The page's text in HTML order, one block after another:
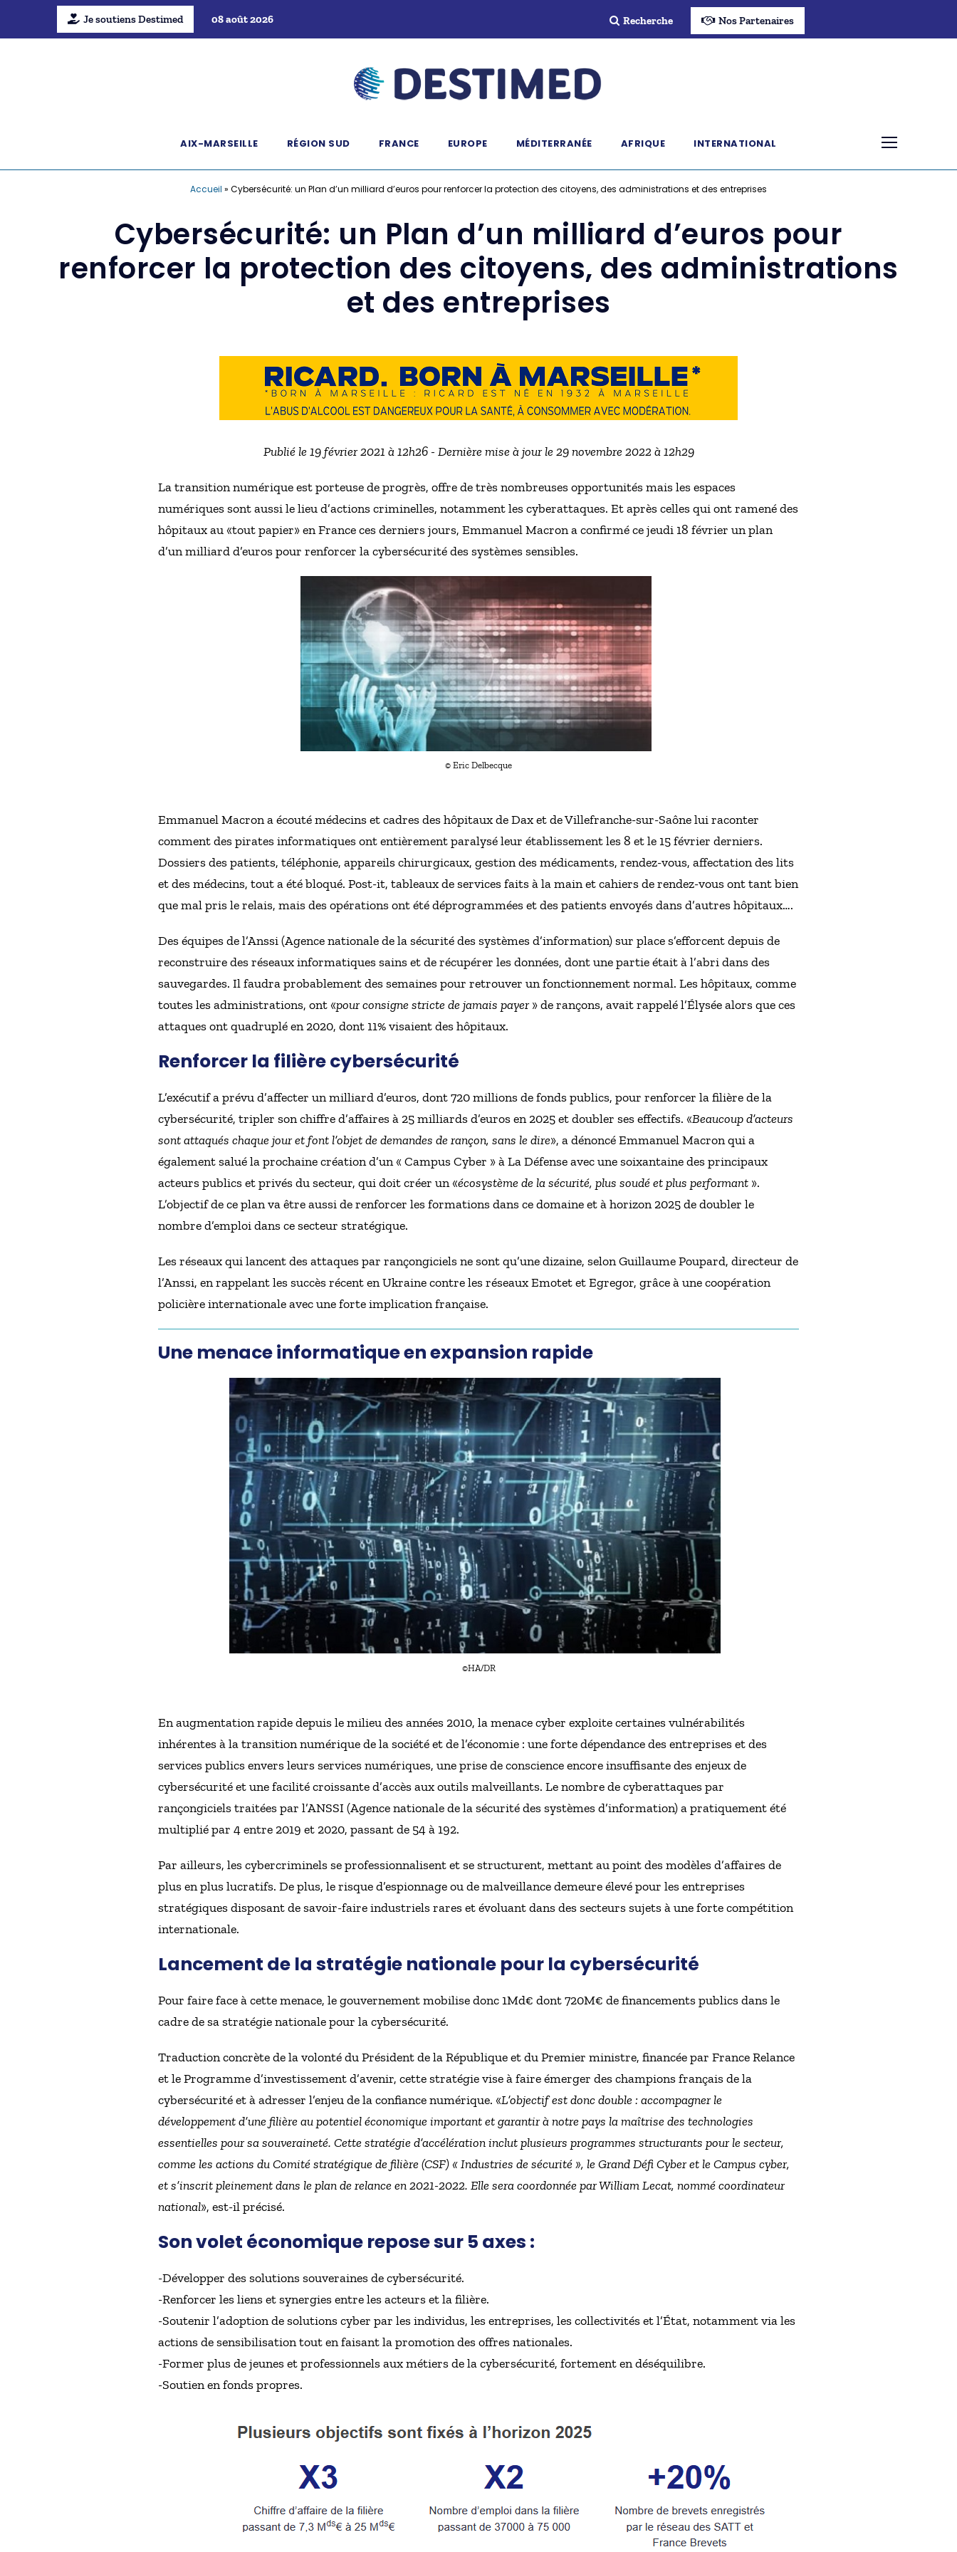
Je soutiens Destimed 08 août 2026 Recherche Nos Partenaires
AIX-MARSEILLE RÉGION SUD FRANCE EUROPE MÉDITERRANÉE AFRIQUE INTERNATIONAL
Accueil » Cybersécurité: un Plan d’un milliard d’euros pour renforcer la protection des citoyens, des administrations et des entreprises
Cybersécurité: un Plan d’un milliard d’euros pour
renforcer la protection des citoyens, des administrations
et des entreprises
Publié le 19 février 2021 à 12h26 - Dernière mise à jour le 29 novembre 2022 à 12h29
La transition numérique est porteuse de progrès, offre de très nombreuses opportunités mais les espaces
numériques sont aussi le lieu d’actions criminelles, notamment les cyberattaques. Et après celles qui ont ramené des
hôpitaux au «tout papier» en France ces derniers jours, Emmanuel Macron a confirmé ce jeudi 18 février un plan
d’un milliard d’euros pour renforcer la cybersécurité des systèmes sensibles.
© Eric Delbecque
Emmanuel Macron a écouté médecins et cadres des hôpitaux de Dax et de Villefranche-sur-Saône lui raconter
comment des pirates informatiques ont entièrement paralysé leur établissement les 8 et le 15 février derniers.
Dossiers des patients, téléphonie, appareils chirurgicaux, gestion des médicaments, rendez-vous, affectation des lits
et des médecins, tout a été bloqué. Post-it, tableaux de services faits à la main et cahiers de rendez-vous ont tant bien
que mal pris le relais, mais des opérations ont été déprogrammées et des patients envoyés dans d’autres hôpitaux….
Des équipes de l’Anssi (Agence nationale de la sécurité des systèmes d’information) sur place s’efforcent depuis de
reconstruire des réseaux informatiques sains et de récupérer les données, dont une partie était à l’abri dans des
sauvegardes. Il faudra probablement des semaines pour retrouver un fonctionnement normal. Les hôpitaux, comme
toutes les administrations, ont «pour consigne stricte de jamais payer» de rançons, avait rappelé l’Élysée alors que ces
attaques ont quadruplé en 2020, dont 11% visaient des hôpitaux.
Renforcer la filière cybersécurité
L’exécutif a prévu d’affecter un milliard d’euros, dont 720 millions de fonds publics, pour renforcer la filière de la
cybersécurité, tripler son chiffre d’affaires à 25 milliards d’euros en 2025 et doubler ses effectifs. «Beaucoup d’acteurs
sont attaqués chaque jour et font l’objet de demandes de rançon, sans le dire», a dénoncé Emmanuel Macron qui a
également salué la prochaine création d’un « Campus Cyber » à La Défense avec une soixantaine des principaux
acteurs publics et privés du secteur, qui doit créer un «écosystème de la sécurité, plus soudé et plus performant ».
L’objectif de ce plan va être aussi de renforcer les formations dans ce domaine et à horizon 2025 de doubler le
nombre d’emploi dans ce secteur stratégique.
Les réseaux qui lancent des attaques par rançongiciels ne sont qu’une dizaine, selon Guillaume Poupard, directeur de
l’Anssi, en rappelant les succès récent en Ukraine contre les réseaux Emotet et Egregor, grâce à une coopération
policière internationale avec une forte implication française.
Une menace informatique en expansion rapide
©HA/DR
En augmentation rapide depuis le milieu des années 2010, la menace cyber exploite certaines vulnérabilités
inhérentes à la transition numérique de la société et de l’économie : une forte dépendance des entreprises et des
services publics envers leurs services numériques, une prise de conscience encore insuffisante des enjeux de
cybersécurité et une facilité croissante d’accès aux outils malveillants. Le nombre de cyberattaques par
rançongiciels traitées par l’ANSSI (Agence nationale de la sécurité des systèmes d’information) a pratiquement été
multiplié par 4 entre 2019 et 2020, passant de 54 à 192.
Par ailleurs, les cybercriminels se professionnalisent et se structurent, mettant au point des modèles d’affaires de
plus en plus lucratifs. De plus, le risque d’espionnage ou de malveillance demeure élevé pour les entreprises
stratégiques disposant de savoir-faire industriels rares et évoluant dans des secteurs sujets à une forte compétition
internationale.
Lancement de la stratégie nationale pour la cybersécurité
Pour faire face à cette menace, le gouvernement mobilise donc 1Md€ dont 720M€ de financements publics dans le
cadre de sa stratégie nationale pour la cybersécurité.
Traduction concrète de la volonté du Président de la République et du Premier ministre, financée par France Relance
et le Programme d’investissement d’avenir, cette stratégie vise à faire émerger des champions français de la
cybersécurité et à adresser l’enjeu de la confiance numérique. «L’objectif est donc double : accompagner le
développement d’une filière au potentiel économique important et garantir à notre pays la maîtrise des technologies
essentielles pour sa souveraineté. Cette stratégie d’accélération inclut plusieurs programmes structurants pour le secteur,
comme les actions du Comité stratégique de filière (CSF) « Industries de sécurité », le Grand Défi Cyber et le Campus cyber,
et s’inscrit pleinement dans le plan de relance en 2021-2022. Elle sera coordonnée par William Lecat, nommé coordinateur
national», est-il précisé.
Son volet économique repose sur 5 axes :
-Développer des solutions souveraines de cybersécurité.
-Renforcer les liens et synergies entre les acteurs et la filière.
-Soutenir l’adoption de solutions cyber par les individus, les entreprises, les collectivités et l’État, notamment via les
actions de sensibilisation tout en faisant la promotion des offres nationales.
-Former plus de jeunes et professionnels aux métiers de la cybersécurité, fortement en déséquilibre.
-Soutien en fonds propres.